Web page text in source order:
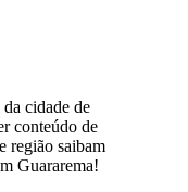
cidade de
conteúdo de
região saibam
Guararema!